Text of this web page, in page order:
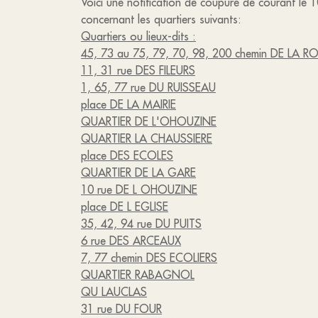
concernant les quartiers suivants:
Quartiers ou lieux-dits :
45, 73 au 75, 79, 70, 98, 200 chemin DE LA
11, 31 rue DES FILEURS
1, 65, 77 rue DU RUISSEAU
place DE LA MAIRIE
QUARTIER DE L'OHOUZINE
QUARTIER LA CHAUSSIERE
place DES ECOLES
QUARTIER DE LA GARE
10 rue DE L OHOUZINE
place DE L EGLISE
35, 42, 94 rue DU PUITS
6 rue DES ARCEAUX
7, 77 chemin DES ECOLIERS
QUARTIER RABAGNOL
QU LAUCLAS
31 rue DU FOUR